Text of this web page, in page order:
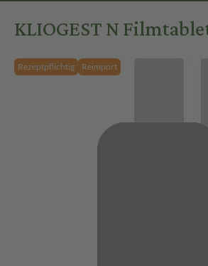
KLIOGEST N
Rezeptpflichtig Reimport